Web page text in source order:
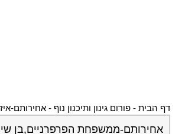
דף הבית - פורום גינון ותיכנון נוף - אחירותם-
אחירותם-ממשפחת הפרפרניים,בן